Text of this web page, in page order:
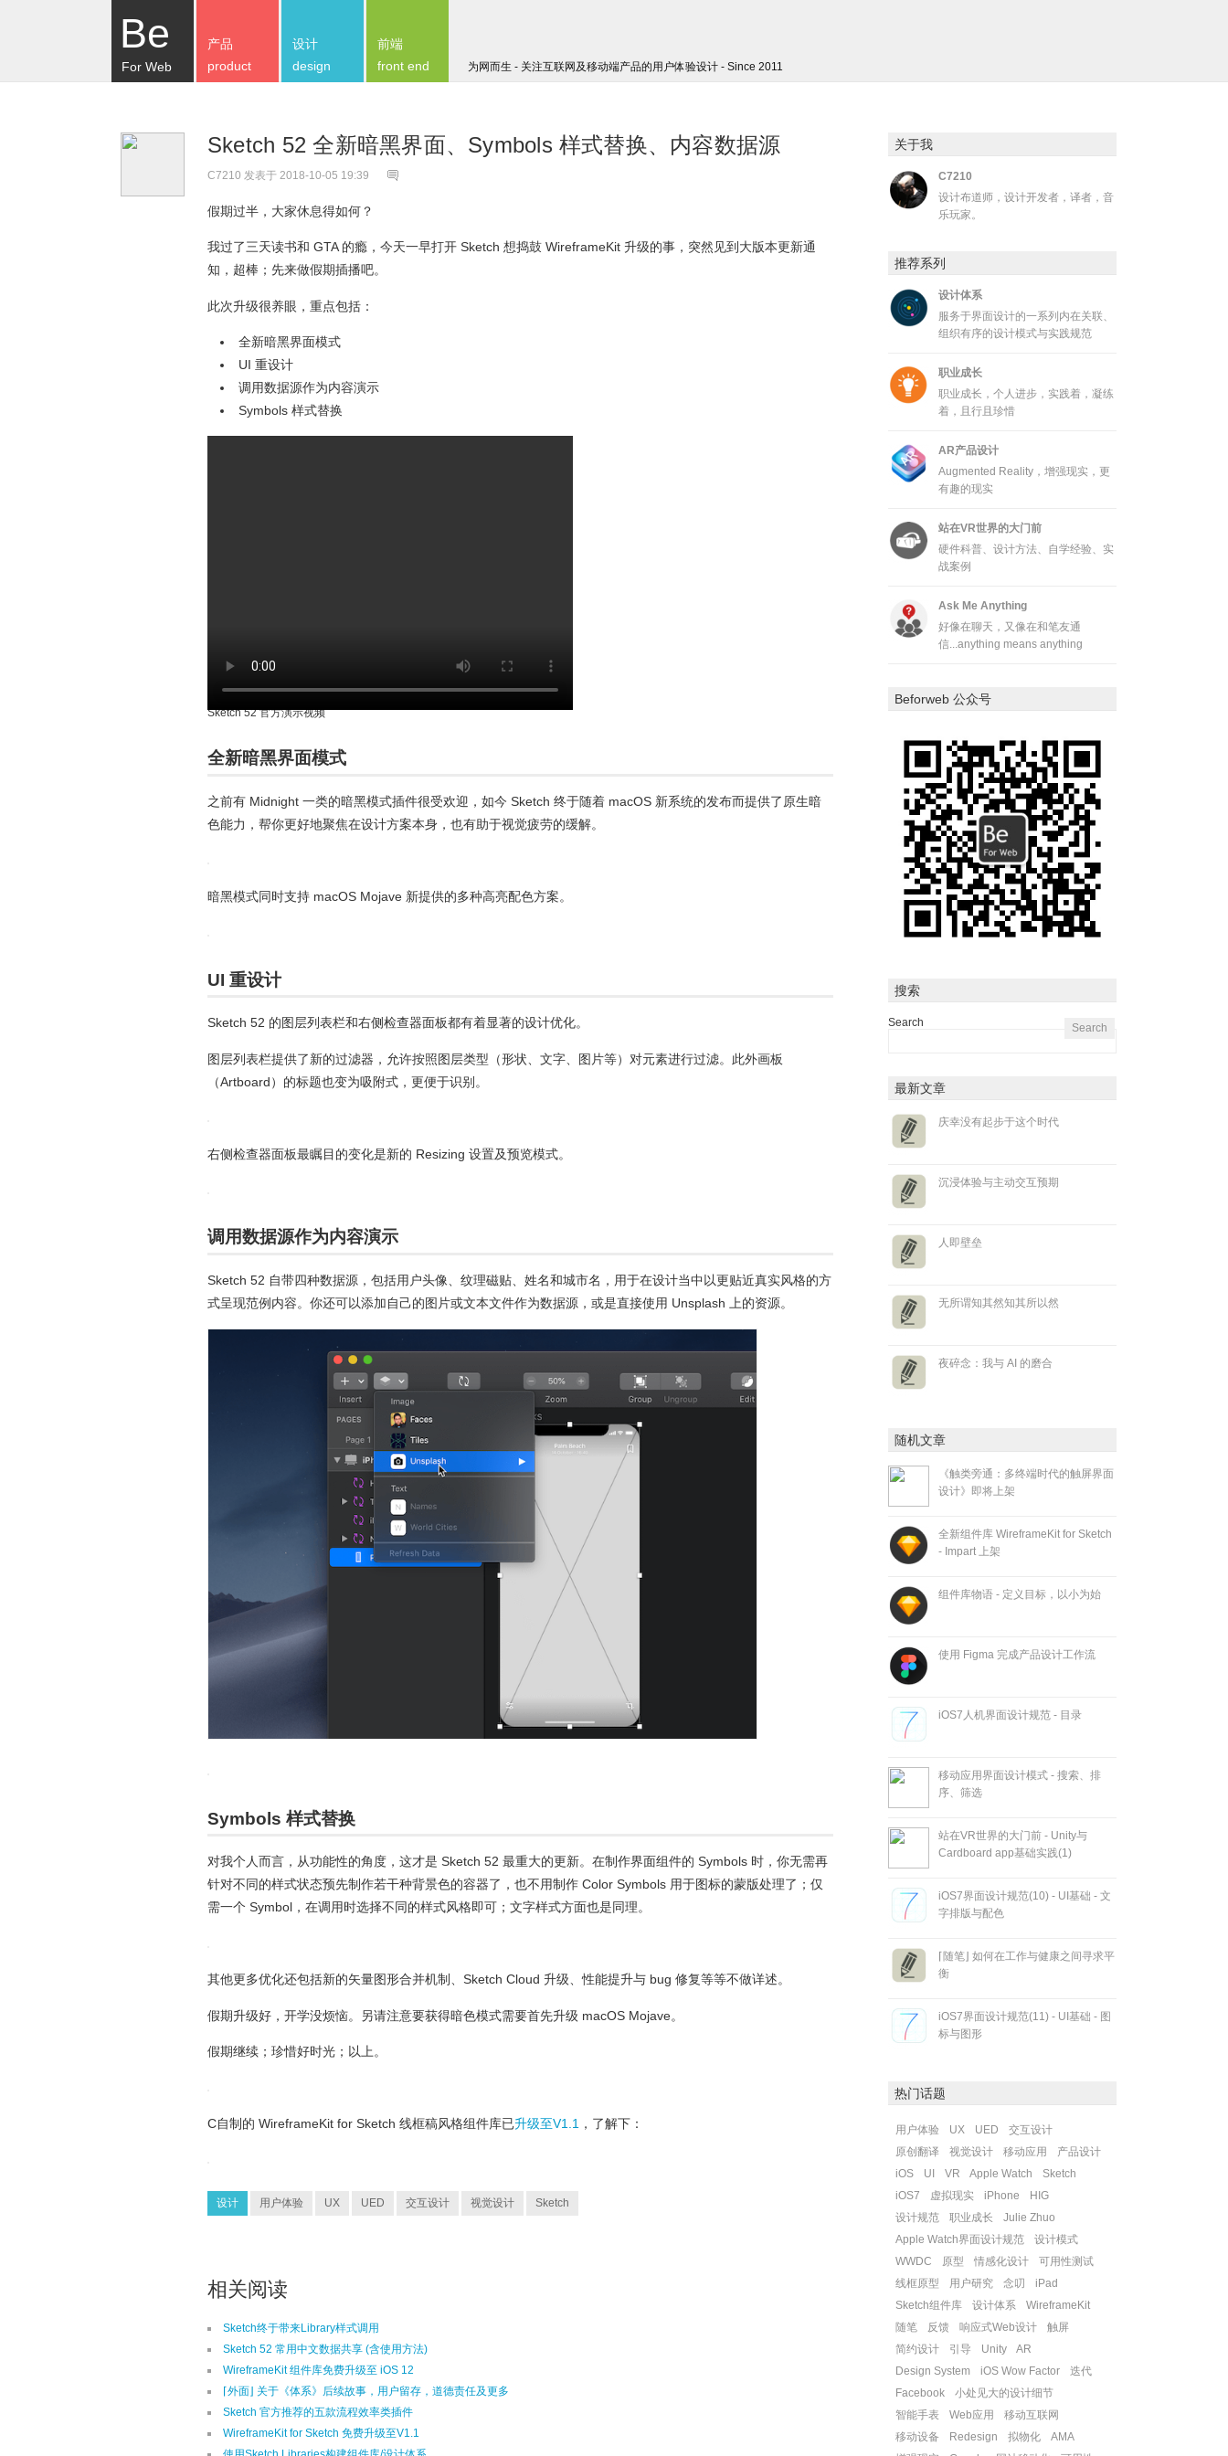
Be
For Web 为网而生 - 关注互联网及移动端产品的用户体验设计 - Since 2011
产品
product
设计
design
前端
front end
Sketch 52 全新暗黑界面、Symbols 样式替换、内容数据源
C7210 发表于 2018-10-05 19:39
假期过半，大家休息得如何？
我过了三天读书和 GTA 的瘾，今天一早打开 Sketch 想捣鼓 WireframeKit 升级的事，突然见到大版本更新通
知，超棒；先来做假期插播吧。
此次升级很养眼，重点包括：
全新暗黑界面模式
UI 重设计
调用数据源作为内容演示
Symbols 样式替换
Sketch 52 官方演示视频
全新暗黑界面模式
之前有 Midnight 一类的暗黑模式插件很受欢迎，如今 Sketch 终于随着 macOS 新系统的发布而提供了原生暗
色能力，帮你更好地聚焦在设计方案本身，也有助于视觉疲劳的缓解。
暗黑模式同时支持 macOS Mojave 新提供的多种高亮配色方案。
UI 重设计
Sketch 52 的图层列表栏和右侧检查器面板都有着显著的设计优化。
图层列表栏提供了新的过滤器，允许按照图层类型（形状、文字、图片等）对元素进行过滤。此外画板
（Artboard）的标题也变为吸附式，更便于识别。
右侧检查器面板最瞩目的变化是新的 Resizing 设置及预览模式。
调用数据源作为内容演示
Sketch 52 自带四种数据源，包括用户头像、纹理磁贴、姓名和城市名，用于在设计当中以更贴近真实风格的方
式呈现范例内容。你还可以添加自己的图片或文本文件作为数据源，或是直接使用 Unsplash 上的资源。
Symbols 样式替换
对我个人而言，从功能性的角度，这才是 Sketch 52 最重大的更新。在制作界面组件的 Symbols 时，你无需再
针对不同的样式状态预先制作若干种背景色的容器了，也不用制作 Color Symbols 用于图标的蒙版处理了；仅
需一个 Symbol，在调用时选择不同的样式风格即可；文字样式方面也是同理。
其他更多优化还包括新的矢量图形合并机制、Sketch Cloud 升级、性能提升与 bug 修复等等不做详述。
假期升级好，开学没烦恼。另请注意要获得暗色模式需要首先升级 macOS Mojave。
假期继续；珍惜好时光；以上。
C自制的 WireframeKit for Sketch 线框稿风格组件库已升级至V1.1 ，了解下：
设计 用户体验 UX UED 交互设计 视觉设计 Sketch
相关阅读
Sketch终于带来Library样式调用
Sketch 52 常用中文数据共享 (含使用方法)
WireframeKit 组件库免费升级至 iOS 12
⌈外面⌋ 关于《体系》后续故事，用户留存，道德责任及更多
Sketch 官方推荐的五款流程效率类插件
WireframeKit for Sketch 免费升级至V1.1
关于我
C7210
设计布道师，设计开发者，译者，音
乐玩家。
推荐系列
设计体系
服务于界面设计的一系列内在关联、
组织有序的设计模式与实践规范
职业成长
职业成长，个人进步，实践着，凝练
着，且行且珍惜
AR产品设计
Augmented Reality，增强现实，更
有趣的现实
站在VR世界的大门前
硬件科普、设计方法、自学经验、实
战案例
Ask Me Anything
好像在聊天，又像在和笔友通
信...anything means anything
Beforweb 公众号
搜索
Search
最新文章
庆幸没有起步于这个时代
沉浸体验与主动交互预期
人即壁垒
无所谓知其然知其所以然
夜碎念：我与 AI 的磨合
随机文章
《触类旁通：多终端时代的触屏界面
设计》即将上架
全新组件库 WireframeKit for Sketch
- Impart 上架
组件库物语 - 定义目标，以小为始
使用 Figma 完成产品设计工作流
iOS7人机界面设计规范 - 目录
移动应用界面设计模式 - 搜索、排
序、筛选
站在VR世界的大门前 - Unity与
Cardboard app基础实践(1)
iOS7界面设计规范(10) - UI基础 - 文
字排版与配色
⌈随笔⌋ 如何在工作与健康之间寻求平
衡
iOS7界面设计规范(11) - UI基础 - 图
标与图形
热门话题
用户体验 UX UED
交互设计
原创翻译
视觉设计 移动应用
产品设计
iOS
UI VR Apple Watch
Sketch
iOS7
虚拟现实 iPhone
HIG
设计规范
职业成长
Julie Zhuo
Apple Watch界面设计规范
设计模式
WWDC
原型 情感化设计
可用性测试
线框原型
用户研究 念叨
iPad
Sketch组件库
设计体系
WireframeKit
随笔
反馈 响应式Web设计
触屏
简约设计
引导 Unity
AR
Design System
iOS Wow Factor
迭代
Facebook
小处见大的设计细节
智能手表
Web应用
移动互联网
移动设备
Redesign 拟物化
AMA